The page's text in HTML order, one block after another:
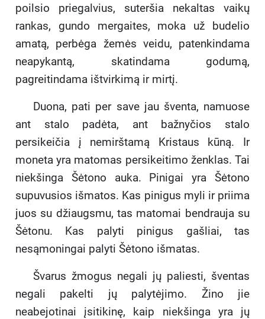
poilsio priegalvius, suteršia nekaltas vaikų
rankas, gundo mergaites, moka už budelio
amatą, perbėga žemės veidu, patenkindama
neapykantą, skatindama godumą,
pagreitindama ištvirkimą ir mirtį.
Duona, pati per save jau šventa, namuose
ant stalo padėta, ant bažnyčios stalo
persikeičia į nemirštamą Kristaus kūną. Ir
moneta yra matomas persikeitimo ženklas. Tai
niekšinga Šėtono auka. Pinigai yra Šėtono
supuvusios išmatos. Kas pinigus myli ir priima
juos su džiaugsmu, tas matomai bendrauja su
Šėtonu. Kas palyti pinigus gašliai, tas
nesąmoningai palyti Šėtono išmatas.
Švarus žmogus negali jų paliesti, šventas
negali pakelti jų palytėjimo. Žino jie
neabejotinai įsitikinę, kaip niekšinga yra jų